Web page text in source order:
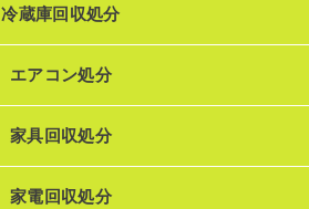
冷蔵庫回収処分
エアコン処分
家具回収処分
家電回収処分